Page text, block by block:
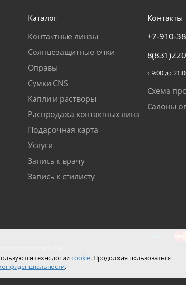
Каталог
Контактные линзы
Солнцезащитные очки
Оправы
Сумки CNS
Капли и растворы
Распродажа контактных линз
Подарочная карта
Услуги
Запись к врачу
Запись к стилисту
Контакты
+7-910-
с 9:00 до
Схема
Салоны
кодекса РФ.
технологииcookie. Продолжая пользоваться
.